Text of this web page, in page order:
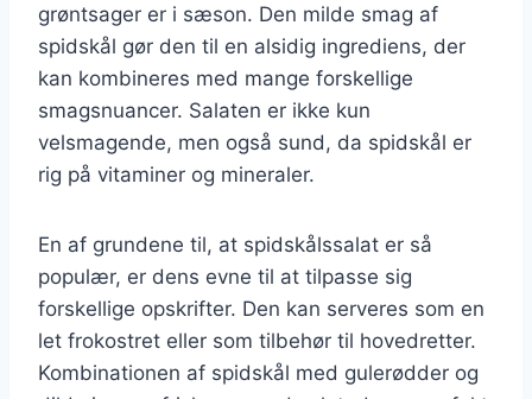
grøntsager er i sæson. Den milde smag af
spidskål gør den til en alsidig ingrediens, der
kan kombineres med mange forskellige
smagsnuancer. Salaten er ikke kun
velsmagende, men også sund, da spidskål er
rig på vitaminer og mineraler.
En af grundene til, at spidskålssalat er så
populær, er dens evne til at tilpasse sig
forskellige opskrifter. Den kan serveres som en
let frokostret eller som tilbehør til hovedretter.
Kombinationen af spidskål med gulerødder og